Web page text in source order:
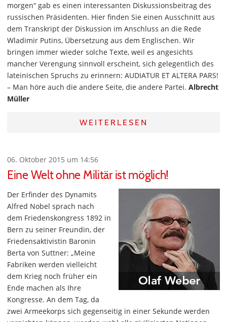
morgen“ gab es einen interessanten Diskussionsbeitrag des
russischen Präsidenten. Hier finden Sie einen Ausschnitt aus
dem Transkript der Diskussion im Anschluss an die Rede
Wladimir Putins, Übersetzung aus dem Englischen. Wir
bringen immer wieder solche Texte, weil es angesichts
mancher Verengung sinnvoll erscheint, sich gelegentlich des
lateinischen Spruchs zu erinnern: AUDIATUR ET ALTERA PARS!
– Man höre auch die andere Seite, die andere Partei. Albrecht
Müller
WEITERLESEN
06. Oktober 2015 um 14:56
Eine Welt ohne Militär ist möglich!
Der Erfinder des Dynamits
Alfred Nobel sprach nach
dem Friedenskongress 1892 in
Bern zu seiner Freundin, der
Friedensaktivistin Baronin
Berta von Suttner: „Meine
Fabriken werden vielleicht
dem Krieg noch früher ein
Ende machen als Ihre
Kongresse. An dem Tag, da
zwei Armeekorps sich gegenseitig in einer Sekunde werden